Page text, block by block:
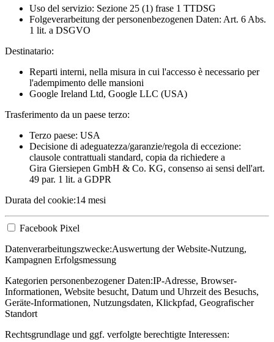
Uso del servizio: Sezione 25 (1) frase 1 TTDSG
Folgeverarbeitung der personenbezogenen Daten: Art. 6 Abs.
1 lit. a DSGVO
Destinatario:
Reparti interni, nella misura in cui l'accesso è necessario per
l'adempimento delle mansioni
Google Ireland Ltd, Google LLC (USA)
Trasferimento da un paese terzo:
Terzo paese: USA
Decisione di adeguatezza/garanzie/regola di eccezione:
clausole contrattuali standard, copia da richiedere a
Gira Giersiepen GmbH & Co. KG, consenso ai sensi dell'art.
49 par. 1 lit. a GDPR
Durata del cookie:14 mesi
Facebook Pixel
Datenverarbeitungszwecke:Auswertung der Website-Nutzung,
Kampagnen Erfolgsmessung
Kategorien personenbezogener Daten:IP-Adresse, Browser-
Informationen, Website besucht, Datum und Uhrzeit des Besuchs,
Geräte-Informationen, Nutzungsdaten, Klickpfad, Geografischer
Standort
Rechtsgrundlage und ggf. verfolgte berechtigte Interessen: